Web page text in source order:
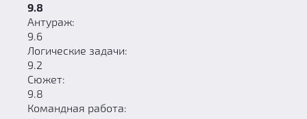
9.8
Антураж:
9.6
Логические задачи:
9.2
Сюжет:
9.8
Командная работа: